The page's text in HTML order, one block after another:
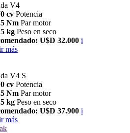
V4
cv Potencia
Nm Par motor
kg Peso en seco
U$D 32.000 i
más
V4 S
cv Potencia
Nm Par motor
kg Peso en seco
U$D 37.900 i
más